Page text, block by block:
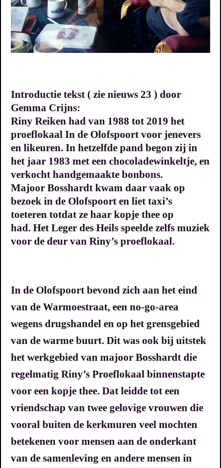
Introductie tekst ( zie nieuws 23 ) door
Gemma Crijns:
Riny Reiken had van 1988 tot 2019 het
proeflokaal In de Olofspoort voor jenevers
en likeuren. In hetzelfde pand begon zij in
het jaar 1983 met een chocoladewinkeltje, en
verkocht handgemaakte bonbons.
Majoor Bosshardt kwam daar vaak op
bezoek in de Olofspoort en liet taxi’s
toeteren totdat ze haar kopje thee op
had. Het Leger des Heils speelde zelfs muziek
voor de deur van Riny’s proeflokaal.
In de Olofspoort bevond zich aan het eind
van de Warmoestraat, een no-go-area
wegens drugshandel en op het grensgebied
van de warme buurt. Dit was ook bij uitstek
het werkgebied van majoor Bosshardt die
regelmatig Riny’s Proeflokaal binnenstapte
voor een kopje thee. Dat leidde tot een
vriendschap van twee gelovige vrouwen die
vooral buiten de kerkmuren veel mochten
betekenen voor mensen aan de onderkant
van de samenleving en andere mensen in